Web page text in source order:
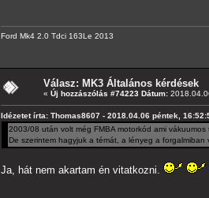
Ford Mk4 2.0 Tdci 163Le 2013
Válasz: MK3 Általános kérdések
« Új hozzászólás #74223 Dátum:
Idézetet írta: Thomas8607 - 2018.04.06 péntek,
2003/08 után volt még FMBA motorkód ami
De szerintem hagyjuk a témát, a lényeg a forgalmiban
Ja, hát nem akartam én vitatkozni.